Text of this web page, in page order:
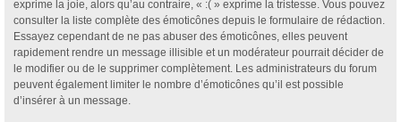
exprime la joie, alors qu’au contraire, « :( » exprime la tristesse. Vous pouvez
consulter la liste complète des émoticônes depuis le formulaire de rédaction.
Essayez cependant de ne pas abuser des émoticônes, elles peuvent
rapidement rendre un message illisible et un modérateur pourrait décider de
le modifier ou de le supprimer complètement. Les administrateurs du forum
peuvent également limiter le nombre d’émoticônes qu’il est possible
d’insérer à un message.